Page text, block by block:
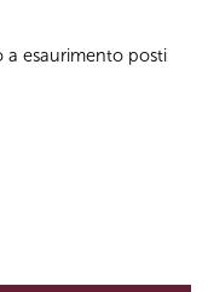
a esaurimento posti